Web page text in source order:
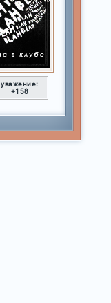
уважение:
+158